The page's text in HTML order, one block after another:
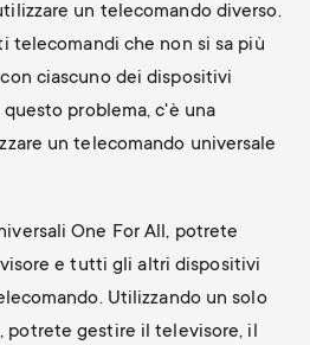
un telecomando diverso.
telecomandi che non si sa più
ciascuno dei dispositivi
problema, c'è una
un telecomando universale
One For All, potrete
e tutti gli altri dispositivi
Utilizzando un solo
potrete gestire il televisore, il